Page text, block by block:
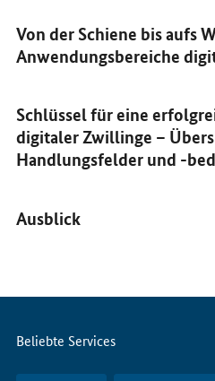
Von der Schiene bis aufs
Anwendungsbereiche
Schlüssel für eine
digitaler Zwillinge –
Handlungsfelder und -
Ausblick
Servicemenü
Beliebte Services